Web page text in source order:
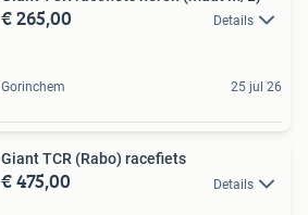
€ 265,00 Details
Gorinchem 25 jul 26
Giant TCR (Rabo) racefiets
€ 475,00 Details